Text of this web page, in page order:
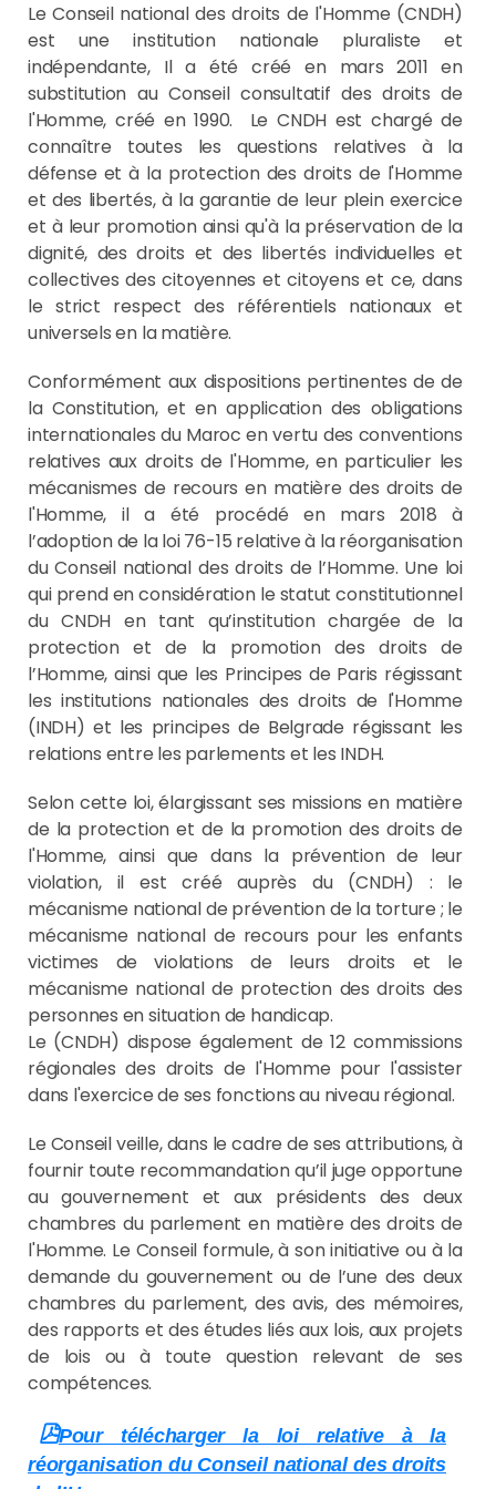
Le Conseil national des droits de l'Homme (CNDH)
est une institution nationale pluraliste et
indépendante, Il a été créé en mars 2011 en
substitution au Conseil consultatif des droits de
l'Homme, créé en 1990. Le CNDH est chargé de
connaître toutes les questions relatives à la
défense et à la protection des droits de l'Homme
et des libertés, à la garantie de leur plein exercice
et à leur promotion ainsi qu'à la préservation de la
dignité, des droits et des libertés individuelles et
collectives des citoyennes et citoyens et ce, dans
le strict respect des référentiels nationaux et
universels en la matière.
Conformément aux dispositions pertinentes de de
la Constitution, et en application des obligations
internationales du Maroc en vertu des conventions
relatives aux droits de l'Homme, en particulier les
mécanismes de recours en matière des droits de
l'Homme, il a été procédé en mars 2018 à
l’adoption de la loi 76-15 relative à la réorganisation
du Conseil national des droits de l’Homme. Une loi
qui prend en considération le statut constitutionnel
du CNDH en tant qu’institution chargée de la
protection et de la promotion des droits de
l’Homme, ainsi que les Principes de Paris régissant
les institutions nationales des droits de l'Homme
(INDH) et les principes de Belgrade régissant les
relations entre les parlements et les INDH.
Selon cette loi, élargissant ses missions en matière
de la protection et de la promotion des droits de
l'Homme, ainsi que dans la prévention de leur
violation, il est créé auprès du (CNDH) : le
mécanisme national de prévention de la torture ; le
mécanisme national de recours pour les enfants
victimes de violations de leurs droits et le
mécanisme national de protection des droits des
personnes en situation de handicap.
Le (CNDH) dispose également de 12 commissions
régionales des droits de l'Homme pour l'assister
dans l'exercice de ses fonctions au niveau régional.
Le Conseil veille, dans le cadre de ses attributions, à
fournir toute recommandation qu’il juge opportune
au gouvernement et aux présidents des deux
chambres du parlement en matière des droits de
l'Homme. Le Conseil formule, à son initiative ou à la
demande du gouvernement ou de l’une des deux
chambres du parlement, des avis, des mémoires,
des rapports et des études liés aux lois, aux projets
de lois ou à toute question relevant de ses
compétences.
Pour télécharger la loi relative à la
réorganisation du Conseil national des droits